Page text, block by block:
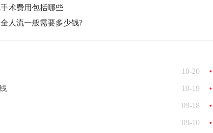
术费用包括哪些
人流一般需要多少钱?
10-20
10-19
09-18
09-10